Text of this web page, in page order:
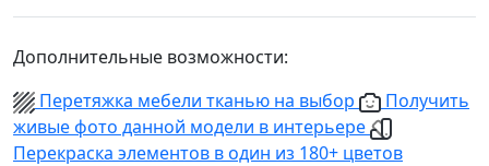
Дополнительные возможности:
Перетяжка мебели тканью на выбор
Получить
живые фото данной модели в интерьере
Перекраска элементов в один из 180+ цветов